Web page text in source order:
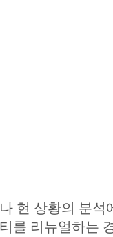
현 상황의 분석
를 리뉴얼하는